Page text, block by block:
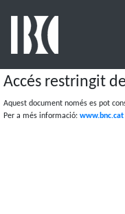
Accés restringit
Aquest document només es pot
Per a més informació: www.bnc.cat